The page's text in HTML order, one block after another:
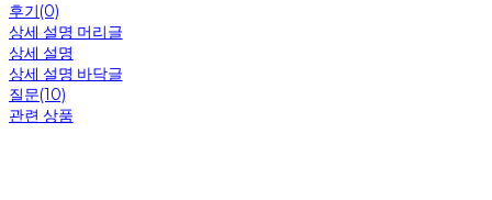
후기(0)
상세 설명 머리글
상세 설명
상세 설명 바닥글
질문(10)
관련 상품